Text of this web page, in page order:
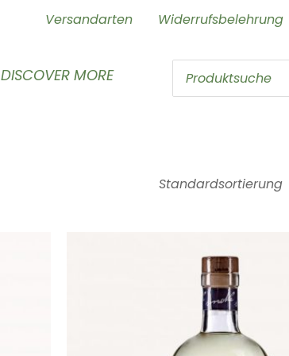
Versandarten Widerrufsbelehrung
DISCOVER MORE
Search